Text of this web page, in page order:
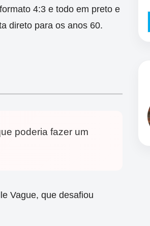
4:3 e todo em preto e
direto para os anos 60.
poderia fazer um
Vague, que desafiou